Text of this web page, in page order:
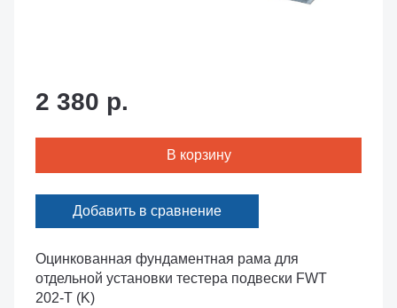
Оцинкованная фундаментная рама для
отдельной установки тестера подвески FWT
202-T (K)
2 380 р.
В корзину
Добавить в сравнение